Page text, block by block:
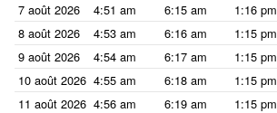
7 août 2026 4:51 am 6:15 am 1:16 pm
8 août 2026
4:53 am 6:16 am 1:15 pm
9 août 2026
4:54 am 6:17 am 1:15 pm
10 août 2026 4:55 am 6:18 am 1:15 pm
11 août 2026 4:56 am 6:19 am 1:15 pm